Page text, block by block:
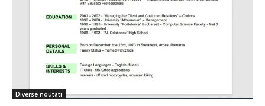
Diverse noutati